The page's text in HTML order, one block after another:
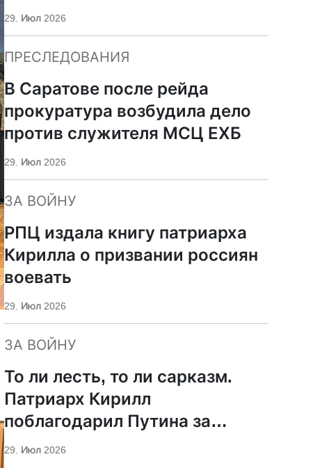
мобилизации
29. Июл 2026
ПРЕСЛЕДОВАНИЯ
В Саратове после рейда
прокуратура возбудила дело
против служителя МСЦ ЕХБ
29. Июл 2026
ЗА ВОЙНУ
РПЦ издала книгу патриарха
Кирилла о призвании россиян
воевать
29. Июл 2026
ЗА ВОЙНУ
То ли лесть, то ли сарказм.
Патриарх Кирилл
поблагодарил Путина за
защиту суверенитета и
29. Июл 2026